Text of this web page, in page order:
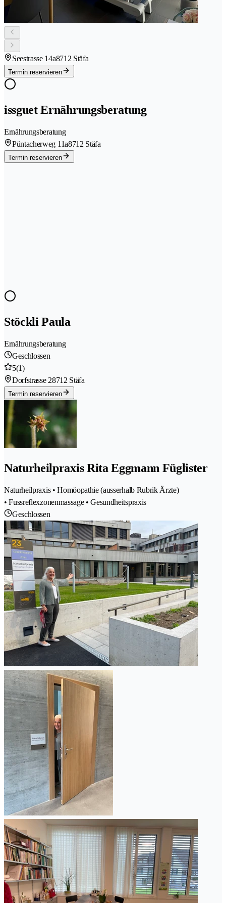
Seestrasse 14a8712 Stäfa
Termin reservieren
issguet Ernährungsberatung
Ernährungsberatung
Püntacherweg 11a8712 Stäfa
Termin reservieren
Stöckli Paula
Ernährungsberatung
Geschlossen
5(1)
Dorfstrasse 28712 Stäfa
Termin reservieren
Naturheilpraxis Rita Eggmann Füglister
Naturheilpraxis • Homöopathie (ausserhalb Rubrik Ärzte)
• Fussreflexzonenmassage • Gesundheitspraxis
Geschlossen